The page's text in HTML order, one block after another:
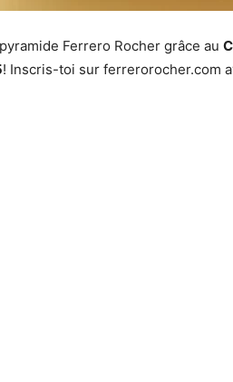
Ferrero Rocher grâce au
! Inscris-toi sur ferrerorocher.com